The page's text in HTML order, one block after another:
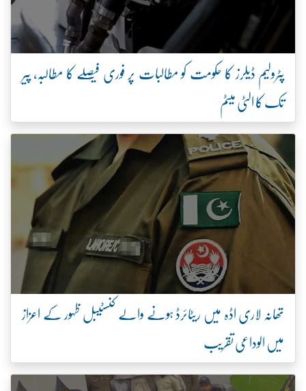
پٹرولیم ڈیلرز کا حکومت کو مطالبات پر فوری فیصلے کا مطالبہ، پیر
تک کا الٹی میٹم
تھانہ لاری اڈہ میں ریٹائرڈ ہونے والے کنسٹیبل ظہور کے اعزاز
میں الوداعی تقریب